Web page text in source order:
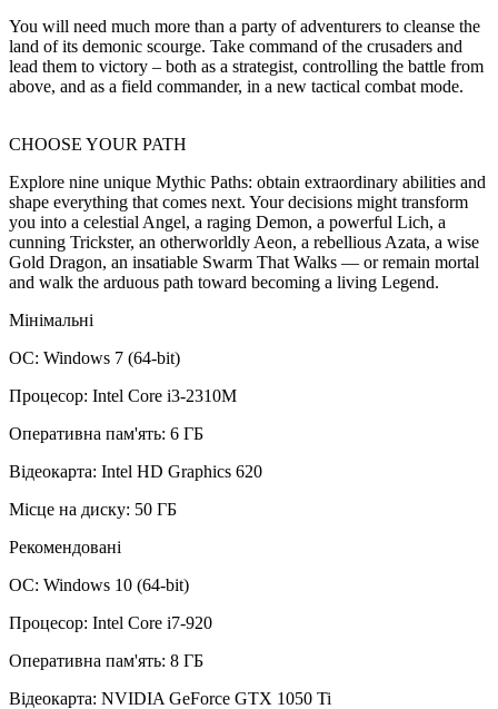
You will need much more than a party of adventurers to cleanse the
land of its demonic scourge. Take command of the crusaders and
lead them to victory – both as a strategist, controlling the battle from
above, and as a field commander, in a new tactical combat mode.
CHOOSE YOUR PATH
Explore nine unique Mythic Paths: obtain extraordinary abilities and
shape everything that comes next. Your decisions might transform
you into a celestial Angel, a raging Demon, a powerful Lich, a
cunning Trickster, an otherworldly Aeon, a rebellious Azata, a wise
Gold Dragon, an insatiable Swarm That Walks — or remain mortal
and walk the arduous path toward becoming a living Legend.
Мінімальні
ОС: Windows 7 (64-bit)
Процесор: Intel Core i3-2310M
Оперативна пам'ять: 6 ГБ
Відеокарта: Intel HD Graphics 620
Місце на диску: 50 ГБ
Рекомендовані
ОС: Windows 10 (64-bit)
Процесор: Intel Core i7-920
Оперативна пам'ять: 8 ГБ
Відеокарта: NVIDIA GeForce GTX 1050 Ti